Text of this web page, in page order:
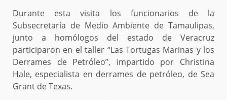
Durante esta visita los funcionarios de la
Subsecretaría de Medio Ambiente de Tamaulipas,
junto a homólogos del estado de Veracruz
participaron en el taller “Las Tortugas Marinas y los
Derrames de Petróleo”, impartido por Christina
Hale, especialista en derrames de petróleo, de Sea
Grant de Texas.